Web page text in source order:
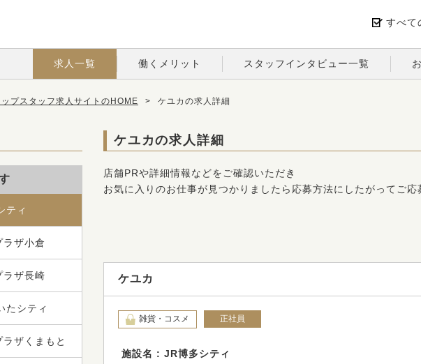
すべて
求人一覧 働くメリット スタッフインタビュー一覧
プスタッフ求人サイトのHOME > ケユカの求人詳細
ティ
ラザ小倉
ラザ長崎
たシティ
ラザくまもと
ケユカの求人詳細
店舗PRや詳細情報などをご確認いただき
お気に入りのお仕事が見つかりましたら応募方法にしたがってご応
ケユカ
雑貨・コスメ 正社員
施設名 : JR博多シティ